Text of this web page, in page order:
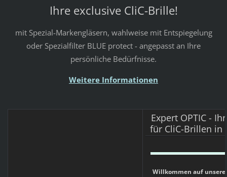
Ihre exclusive CliC-Brille!
mit Spezial-Markengläsern, wahlweise mit Entspiegelung
oder Spezialfilter BLUE protect - angepasst an Ihre
persönliche Bedürfnisse.
Weitere Informationen
Expert OPTIC -
für CliC-Brillen in
Willkommen auf